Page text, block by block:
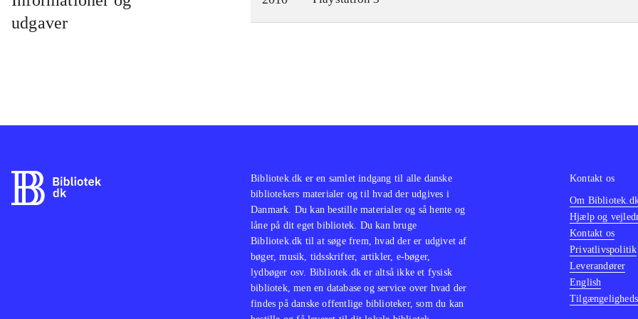
overraskelser, men stadig masser af underholdning
.
udgaver
Bibliotek.dk er en samlet indgang til alle danske
bibliotekers materialer og til hvad der udgives i
Danmark. Du kan bestille materialer og så hente og
låne på dit eget bibliotek. Du kan bruge
Bibliotek.dk til at søge frem, hvad der er udgivet af
bøger, musik, tidsskrifter, artikler, e-bøger,
lydbøger osv. Bibliotek.dk er altså ikke et fysisk
bibliotek, men en database og service over hvad der
findes på danske offentlige biblioteker, som du kan
Kontakt os
Om
Hjælp og
Kontakt os
Privatlivspolitik
Leverandører
English